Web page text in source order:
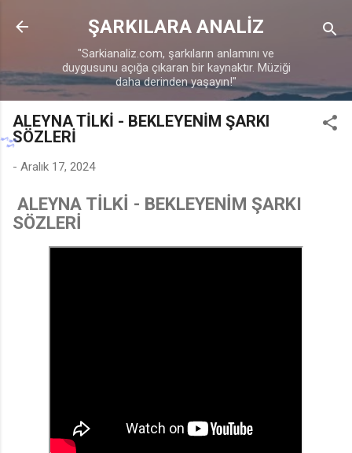
Ana içeriğe atla
ŞARKILARA ANALİZ
"Sarkianaliz.com, şarkıların anlamını ve
duygusunu açığa çıkaran bir kaynaktır. Müziği
daha derinden yaşayın!"
ALEYNA TİLKİ - BEKLEYENİM ŞARKI
SÖZLERİ
- Aralık 17, 2024
ALEYNA TİLKİ - BEKLEYENİM ŞARKI
SÖZLERİ